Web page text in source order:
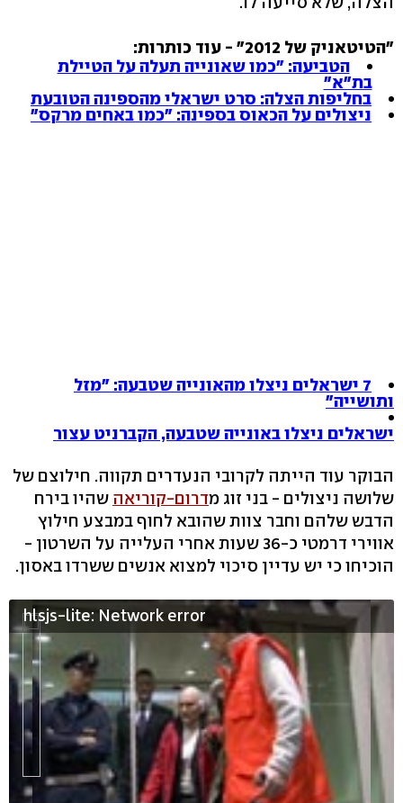
"הטיטאניק של 2012" - עוד כותרות:
הטביעה: "כמו שאונייה תעלה על הטיילת
בת"א"
בחליפות הצלה: סרט ישראלי מהספינה הטובעת
ניצולים על הכאוס בספינה: "כמו באחים מרקס"
7 ישראלים ניצלו מהאונייה שטבעה: "מזל
ותושייה"
ישראלים ניצלו באונייה שטבעה, הקברניט עצור
הבוקר עוד הייתה לקרובי הנעדרים תקווה. חילוצם של
שלושה ניצולים - בני זוג מדרום-קוריאה שהיו בירח
הדבש שלהם וחבר צוות שהובא לחוף במבצע חילוץ
אווירי דרמטי כ-36 שעות אחרי העלייה על השרטון -
הוכיחו כי יש עדיין סיכוי למצוא אנשים ששרדו באסון.
hlsjs-lite: Network error